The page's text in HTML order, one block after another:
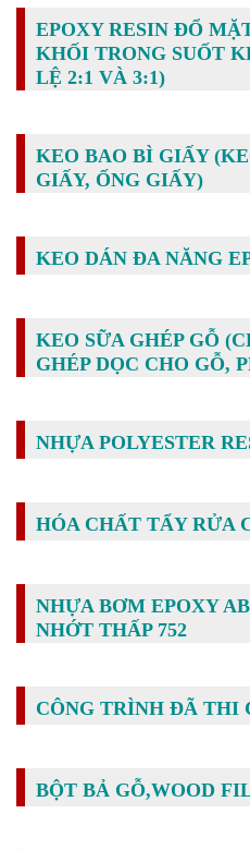
EPOXY RESIN ĐỔ
KHỐI TRONG SUỐT
LỆ 2:1 VÀ 3:1)
KEO BAO BÌ GIẤY
GIẤY, ỐNG GIẤY)
KEO DÁN ĐA NĂNG
KEO SỮA GHÉP GỖ
GHÉP DỌC CHO GỖ,
NHỰA POLYESTER
HÓA CHẤT TẨY RỬA
NHỰA BƠM EPOXY
NHỚT THẤP 752
CÔNG TRÌNH ĐÃ THI
BỘT BẢ GỖ,WOOD